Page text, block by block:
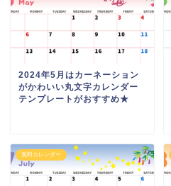
2024年5月はカーネーション
がかわいい丸文字カレンダー
テンプレートがおすすめ★
無料カレンダー